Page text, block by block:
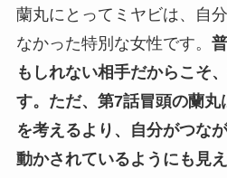
蘭丸にとってミヤビは、自
なかった特別な女性です。
もしれない相手だからこそ
す。 ただ、第7話冒頭の蘭
を考えるより、自分がつな
動かされているようにも見え